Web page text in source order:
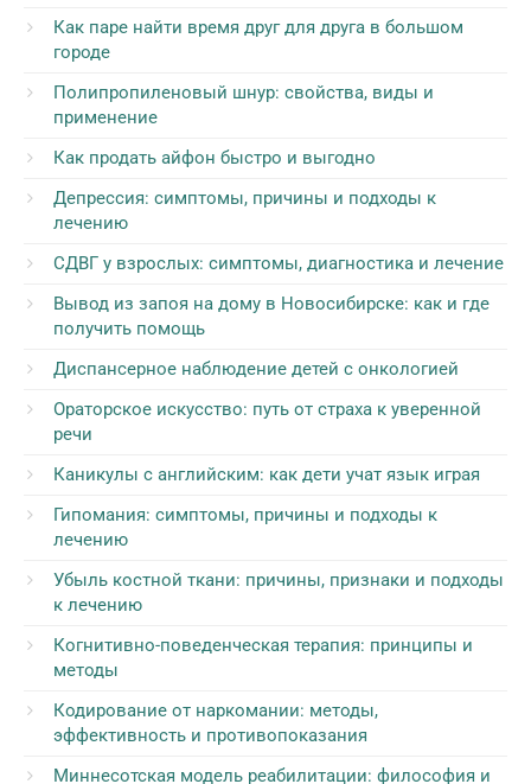
Как паре найти время друг для друга в большом
городе
Полипропиленовый шнур: свойства, виды и
применение
Как продать айфон быстро и выгодно
Депрессия: симптомы, причины и подходы к
лечению
СДВГ у взрослых: симптомы, диагностика и лечение
Вывод из запоя на дому в Новосибирске: как и где
получить помощь
Диспансерное наблюдение детей с онкологией
Ораторское искусство: путь от страха к уверенной
речи
Каникулы с английским: как дети учат язык играя
Гипомания: симптомы, причины и подходы к
лечению
Убыль костной ткани: причины, признаки и подходы
к лечению
Когнитивно-поведенческая терапия: принципы и
методы
Кодирование от наркомании: методы,
эффективность и противопоказания
Миннесотская модель реабилитации: философия и